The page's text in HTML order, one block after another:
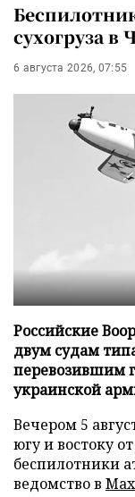
сухогруза в
6 августа 2026, 07:55
Российские
двум судам
перевозившим
украинской
Вечером 5
югу и востоку
беспилотники
ведомство в Max